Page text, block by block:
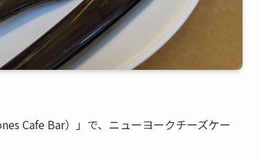
Cafe Bar）」で、ニューヨークチーズケー